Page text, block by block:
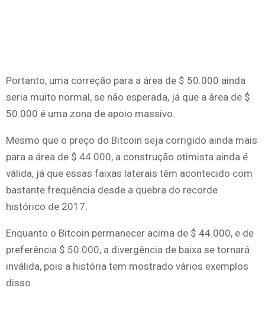
Portanto, uma correção para a área de $ 50.000 ainda
seria muito normal, se não esperada, já que a área de $
50.000 é uma zona de apoio massivo.
Mesmo que o preço do Bitcoin seja corrigido ainda mais
para a área de $ 44.000, a construção otimista ainda é
válida, já que essas faixas laterais têm acontecido com
bastante frequência desde a quebra do recorde
histórico de 2017.
Enquanto o Bitcoin permanecer acima de $ 44.000, e de
preferência $ 50.000, a divergência de baixa se tornará
inválida, pois a história tem mostrado vários exemplos
disso.